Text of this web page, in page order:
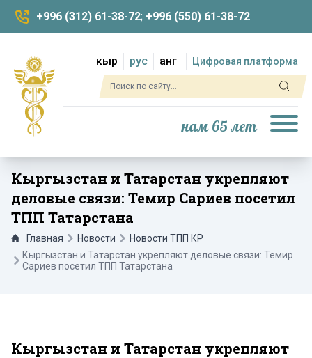
+996 (312) 61-38-72; +996 (550) 61-38-72
кыр рус анг Цифровая платформа
нам 65 лет
Кыргызстан и Татарстан укрепляют
деловые связи: Темир Сариев посетил
ТПП Татарстана
Главная Новости
Новости ТПП КР
Кыргызстан и Татарстан укрепляют деловые связи: Темир
Сариев посетил ТПП Татарстана
Кыргызстан и Татарстан укрепляют